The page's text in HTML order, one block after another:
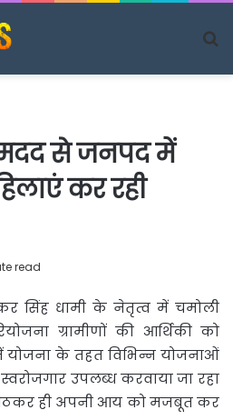
मदद से जनपद में
कर रही
read
सिंह धामी के नेतृत्व में चमोली
ग्रामीणों की आर्थिकी को
के तहत विभिन्न योजनाओं
उपलब्ध करवाया जा रहा
बैठकर ही अपनी आय को मजबूत कर